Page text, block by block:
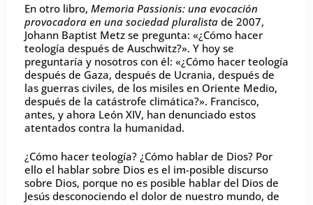
En otro libro, Memoria Passionis: una evocación
provocadora en una sociedad pluralista de 2007,
Johann Baptist Metz se pregunta: «¿Cómo hacer
teología después de Auschwitz?». Y hoy se
preguntaría y nosotros con él: «¿Cómo hacer teología
después de Gaza, después de Ucrania, después de
las guerras civiles, de los misiles en Oriente Medio,
después de la catástrofe climática?». Francisco,
antes, y ahora León XIV, han denunciado estos
atentados contra la humanidad.
¿Cómo hacer teología? ¿Cómo hablar de Dios? Por
ello el hablar sobre Dios es el im-posible discurso
sobre Dios, porque no es posible hablar del Dios de
Jesús desconociendo el dolor de nuestro mundo, de